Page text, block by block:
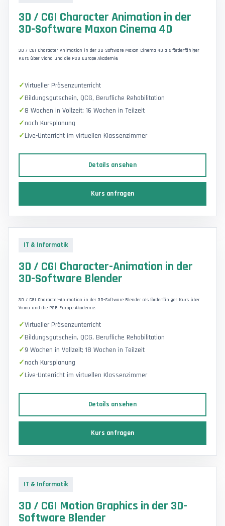
3D / CGI Character Animation in der
3D-Software Maxon Cinema 4D
3D / CGI Character Animation in der 3D-Software Maxon Cinema 4D als förderfähiger
Kurs über Viona und die PSB Europe Akademie.
Virtueller Präsenzunterricht
Bildungsgutschein, QCG, Berufliche Rehabilitation
8 Wochen in Vollzeit; 16 Wochen in Teilzeit
nach Kursplanung
Live-Unterricht im virtuellen Klassenzimmer
Details ansehen
Kurs anfragen
IT & Informatik
3D / CGI Character-Animation in der
3D-Software Blender
3D / CGI Character-Animation in der 3D-Software Blender als förderfähiger Kurs über
Viona und die PSB Europe Akademie.
Virtueller Präsenzunterricht
Bildungsgutschein, QCG, Berufliche Rehabilitation
9 Wochen in Vollzeit; 18 Wochen in Teilzeit
nach Kursplanung
Live-Unterricht im virtuellen Klassenzimmer
Details ansehen
Kurs anfragen
IT & Informatik
3D / CGI Motion Graphics in der 3D-
Software Blender